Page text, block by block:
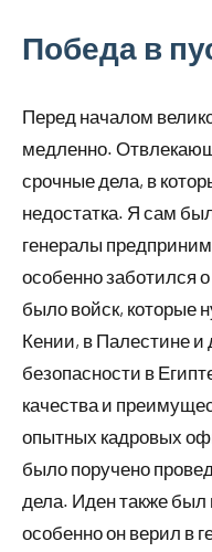
Победа в
Перед началом
медленно.
срочные дела, в
недостатка. Я сам
генералы
особенно заботился
было войск, которые
Кении, в Палестине и
безопасности в
качества и
опытных кадровых
было поручено
дела. Иден также был
особенно он верил в